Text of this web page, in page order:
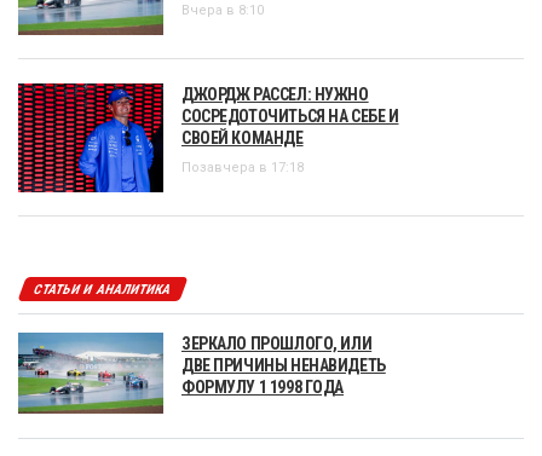
Вчера в 8:10
ДЖОРДЖ РАССЕЛ: НУЖНО
СОСРЕДОТОЧИТЬСЯ НА СЕБЕ И
СВОЕЙ КОМАНДЕ
Позавчера в 17:18
СТАТЬИ И АНАЛИТИКА
ЗЕРКАЛО ПРОШЛОГО, ИЛИ
ДВЕ ПРИЧИНЫ НЕНАВИДЕТЬ
ФОРМУЛУ 1 1998 ГОДА